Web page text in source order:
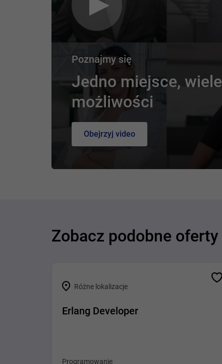
Poznajmy się
Jedno miejsce, wiele
możliwości
Obejrzyj video
Zobacz podobne oferty
Różne lokalizacje
Erlang Developer
Programowanie